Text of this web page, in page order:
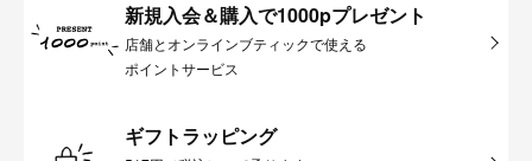
新規入会＆購入で1000pプレゼント
店舗とオンラインブティックで使える
ポイントサービス
ギフトラッピング